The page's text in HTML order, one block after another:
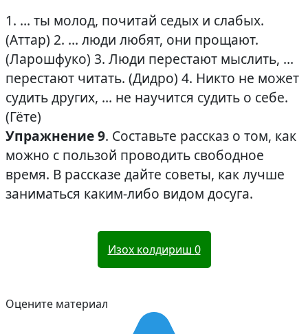
1. … ты молод, почитай седых и слабых.
(Аттар) 2. … люди любят, они прощают.
(Ларошфуко) 3. Люди перестают мыслить, …
перестают читать. (Дидро) 4. Никто не может
судить других, … не научится судить о себе.
(Гёте)
Упражнение 9. Составьте рассказ о том, как
можно с пользой проводить свободное
время. В рассказе дайте советы, как лучше
заниматься каким-либо видом досуга.
Изох колдириш 0
Оцените материал